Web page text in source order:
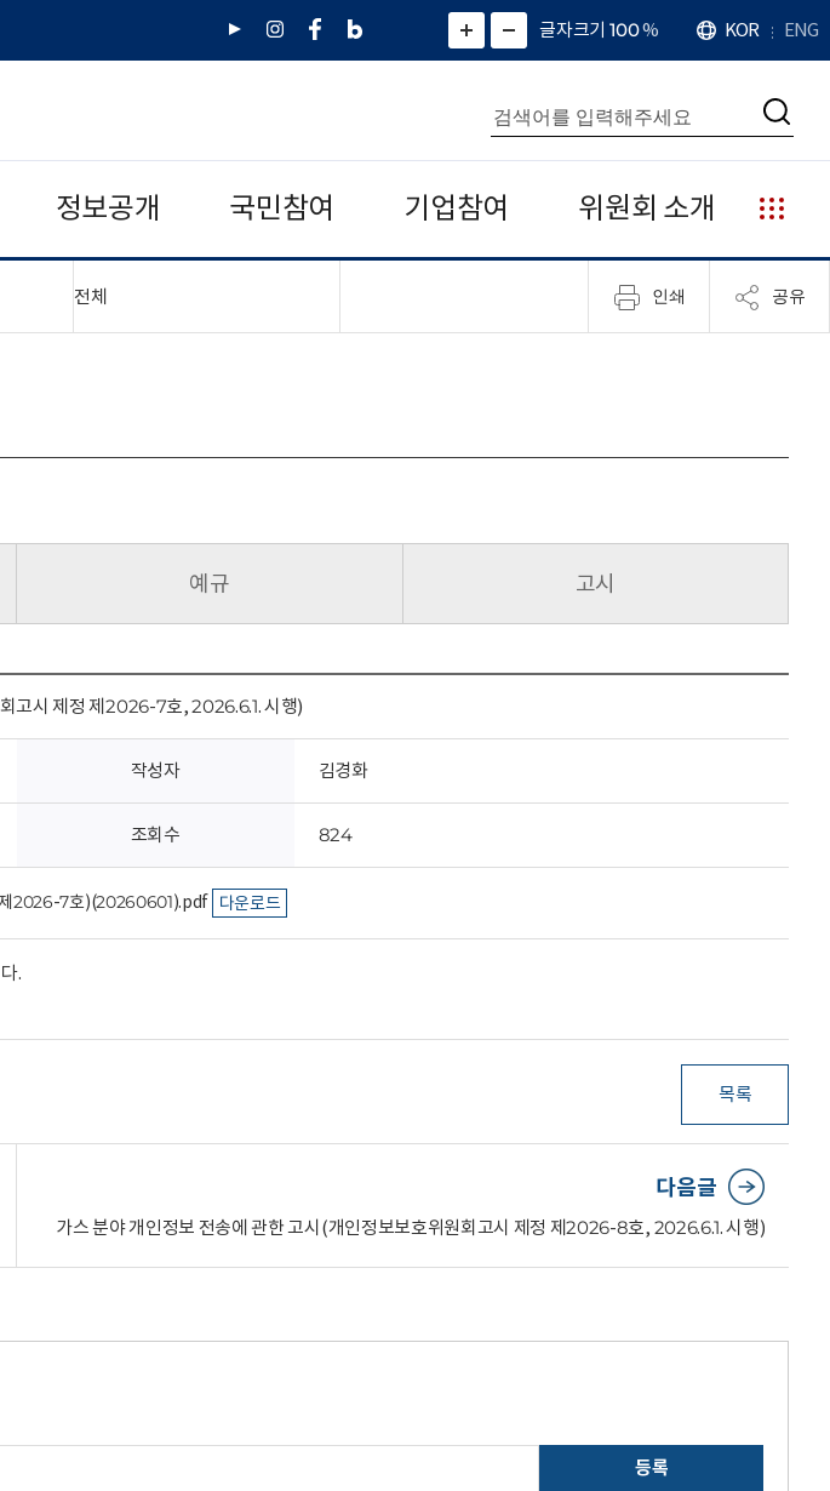
유
인
페
네
그
)
화
면
면
소
확
대
치
글자크기 100%
언
어
KOR ENG
통
합
검
색
검
정보공개 국민참여 기업참여 위원회 소개
누
리
집
안
전체"접기,펼치기" 인쇄 공유
예규 고시
고시 제정 제2026-7호, 2026.6.1. 시행)
작성자 김경화
조회수 824
제2026-7호)(20260601).pdf 다운로드
.
목록
다음글
가스 분야 개인정보 전송에 관한 고시(개인정보보호위원회고시 제정 제2026-8호, 2026.6.1. 시행)
등록